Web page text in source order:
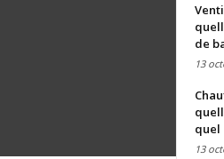
de
13
quel
13